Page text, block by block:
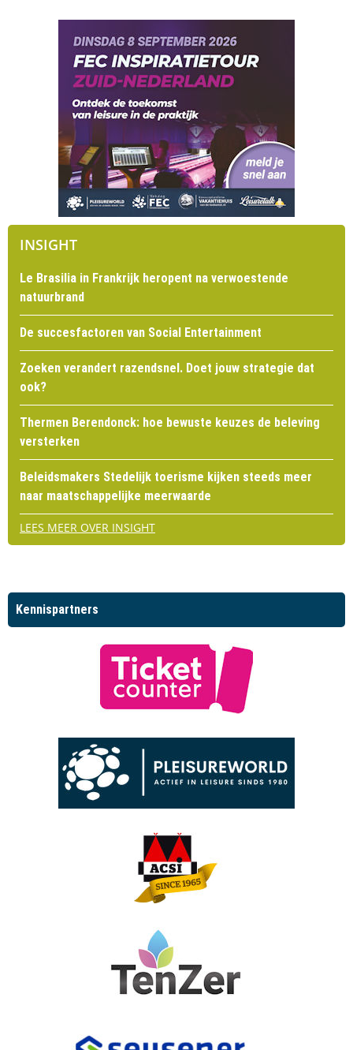
INSIGHT
Le Brasilia in Frankrijk heropent na verwoestende
natuurbrand
De succesfactoren van Social Entertainment
Zoeken verandert razendsnel. Doet jouw strategie dat
ook?
Thermen Berendonck: hoe bewuste keuzes de beleving
versterken
Beleidsmakers Stedelijk toerisme kijken steeds meer
naar maatschappelijke meerwaarde
LEES MEER OVER INSIGHT
Kennispartners